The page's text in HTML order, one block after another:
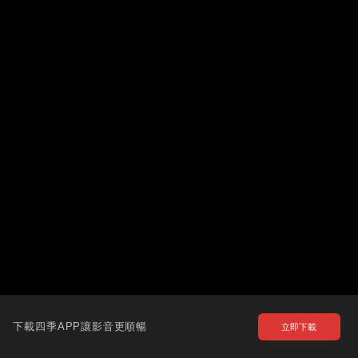
下載四季APP讓影音更順暢 立即下載